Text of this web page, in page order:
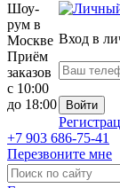
Вход в
Шоу-
рум в
Москве
Приём
заказов
с 10:00
до 18:00
+7 903 686-75-41
Перезвоните мне